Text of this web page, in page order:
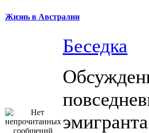
Жизнь в Австралии
Беседка